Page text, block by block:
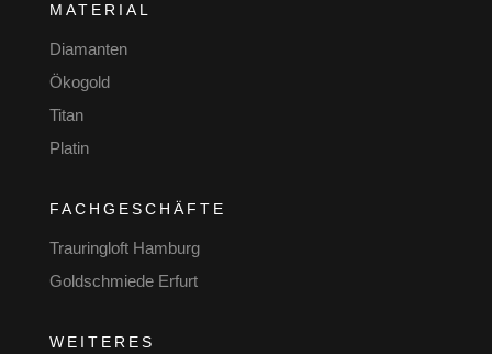
MATERIAL
Diamanten
Ökogold
Titan
Platin
FACHGESCHÄFTE
Trauringloft Hamburg
Goldschmiede Erfurt
WEITERES